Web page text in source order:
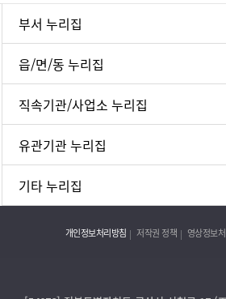
부서 누리집
읍/면/동 누리집
직속기관/사업소 누리집
유관기관 누리집
기타 누리집
개인정보처리방침 저작권 정책 영상정보